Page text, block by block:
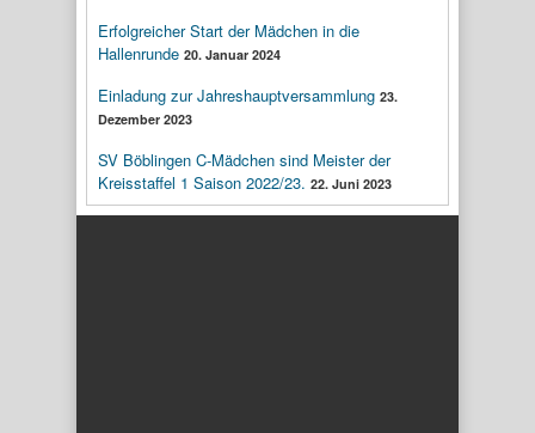
Erfolgreicher Start der Mädchen in die
Hallenrunde 20. Januar 2024
Einladung zur Jahreshauptversammlung 23.
Dezember 2023
SV Böblingen C-Mädchen sind Meister der
Kreisstaffel 1 Saison 2022/23. 22. Juni 2023